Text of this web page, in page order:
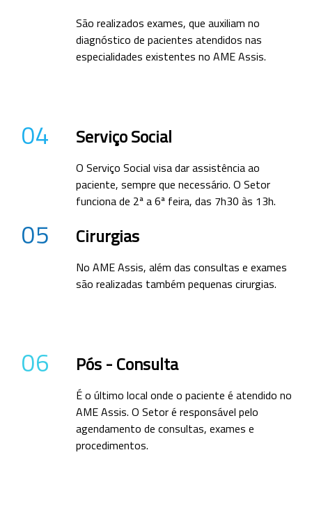
São realizados exames, que auxiliam no
diagnóstico de pacientes atendidos nas
especialidades existentes no AME Assis.
04 Serviço Social
O Serviço Social visa dar assistência ao
paciente, sempre que necessário. O Setor
funciona de 2ª a 6ª feira, das 7h30 às 13h.
05 Cirurgias
No AME Assis, além das consultas e exames
são realizadas também pequenas cirurgias.
06 Pós - Consulta
É o último local onde o paciente é atendido no
AME Assis. O Setor é responsável pelo
agendamento de consultas, exames e
procedimentos.